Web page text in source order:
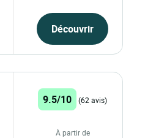
Découvrir
9.5/10 (62 avis)
À partir de